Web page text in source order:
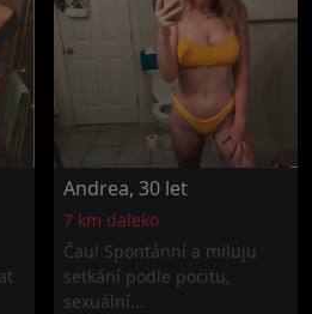
Andrea, 30 let
7 km daleko
Čau! Spontánní a miluju
setkání podle pocitu,
sexuální...